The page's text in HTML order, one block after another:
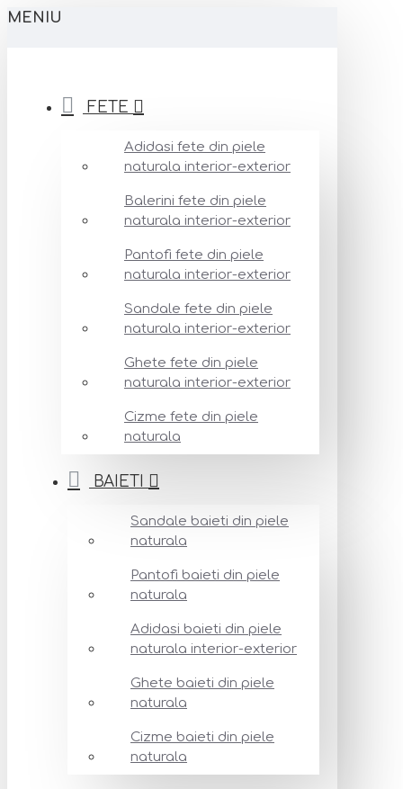
MENIU
FETE
Adidasi fete din piele
naturala interior-exterior
Balerini fete din piele
naturala interior-exterior
Pantofi fete din piele
naturala interior-exterior
Sandale fete din piele
naturala interior-exterior
Ghete fete din piele
naturala interior-exterior
Cizme fete din piele
naturala
BAIETI
Sandale baieti din piele
naturala
Pantofi baieti din piele
naturala
Adidasi baieti din piele
naturala interior-exterior
Ghete baieti din piele
naturala
Cizme baieti din piele
naturala